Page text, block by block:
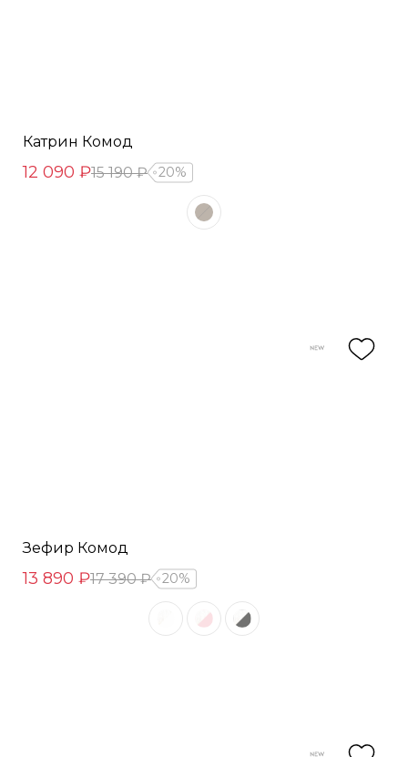
Катрин Комод
12 090 ₽15 190 ₽ 20%
Зефир Комод
13 890 ₽17 390 ₽ 20%